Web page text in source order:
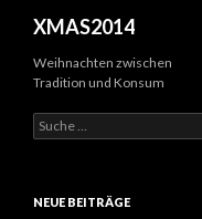
XMAS2014
Weihnachten zwischen
Tradition und Konsum
u
e
NEUE BEITRÄGE